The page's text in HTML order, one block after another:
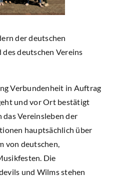
der deutschen
deutschen Vereins
Verbundenheit in Auftrag
und vor Ort bestätigt
Vereinsleben der
hauptsächlich über
von deutschen,
Die
und Wilms stehen